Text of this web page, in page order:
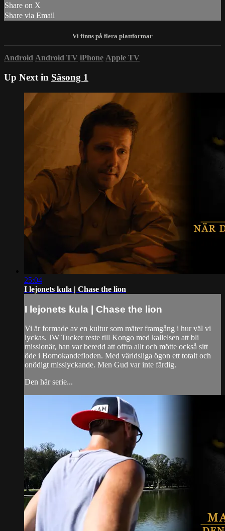
Share on X
Share via Email
Android Android TV iPhone Apple TV
Up Next in Säsong 1
25:04
I lejonets kula | Chase the lion
I lejonets kula | Chase the lion
Vi är formade av en kultur som mäter framgång i hur väl vi
lyckas. JW Tucker reste till Kongo med kallelsen att bli
missionär, han var beredd att offra allt och mötte också sitt
öde i Bomokandefloden. Med världsliga ögon ett totalt och
onödigt misslyckande. Men Gud var inte färdig.
Den här serie...